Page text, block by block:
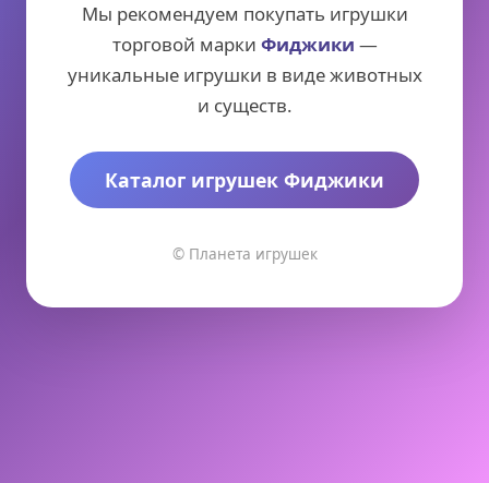
Мы рекомендуем покупать игрушки
торговой марки Фиджики —
уникальные игрушки в виде животных
и существ.
Каталог игрушек Фиджики
© Планета игрушек